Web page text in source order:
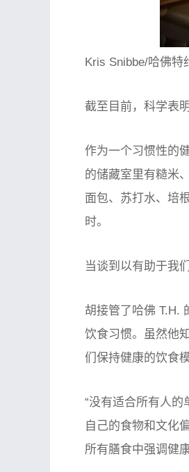
Kris Snibbe/哈佛特
截至目前，科学表
作为一个习惯性的
的储藏室里有糙米
面包、苏打水、培
时。
当谈到以有助于我
胡接管了哈佛 T.H.
饮食习惯。虽然他
们保持健康的饮食模
“没有适合所有人的
自己的食物和文化
所有膳食中强调健